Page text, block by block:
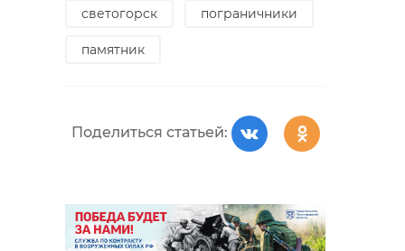
светогорск пограничники
памятник
Поделиться статьей: